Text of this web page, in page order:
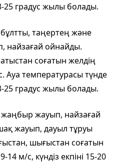
25 градус жылы болады.
таңертең және
найзағай ойнайды.
соғатын желдің
температурасы түнде
25 градус жылы болады.
жаңбыр жауып, найзағай
жауып, дауыл тұруы
шығыстан соғатын
м/с, күндіз екпіні 15-20